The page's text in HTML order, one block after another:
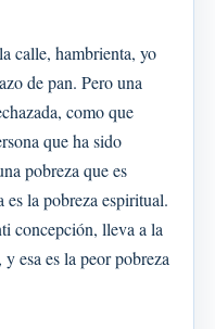
calle, hambrienta, yo
de pan. Pero una
como que
que ha sido
pobreza que es
la pobreza espiritual.
concepción, lleva a la
esa es la peor pobreza